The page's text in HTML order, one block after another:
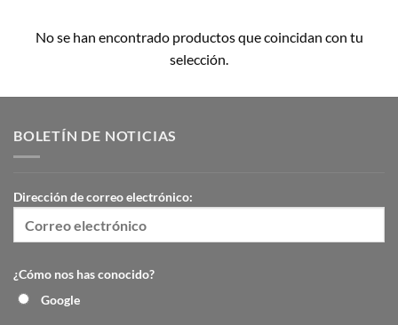
No se han encontrado productos que coincidan con tu
selección.
BOLETÍN DE NOTICIAS
Dirección de correo electrónico:
¿Cómo nos has conocido?
Google